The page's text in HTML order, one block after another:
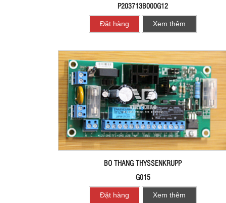
P203713B000G12
Đặt hàng Xem thêm
BO THANG THYSSENKRUPP
G015
Đặt hàng Xem thêm